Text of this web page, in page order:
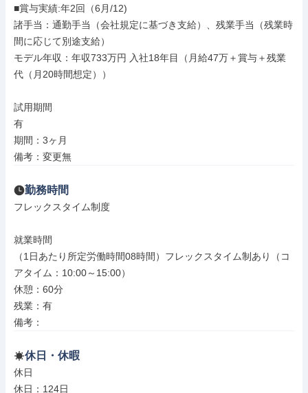
■賞与実績:年2回（6月/12)
諸手当：通勤手当（会社規定に基づき支給）、残業手当（残業時
間に応じて別途支給）
モデル年収：年収733万円 入社18年目（月給47万＋賞与＋残業
代（月20時間想定））
試用期間
有
期間：3ヶ月
備考：変更無
勤務時間
フレックスタイム制度
就業時間
（1日あたり所定労働時間08時間）フレックスタイム制あり（コ
アタイム：10:00～15:00）
休憩：60分
残業：有
備考：
休日・休暇
休日
休日：124日